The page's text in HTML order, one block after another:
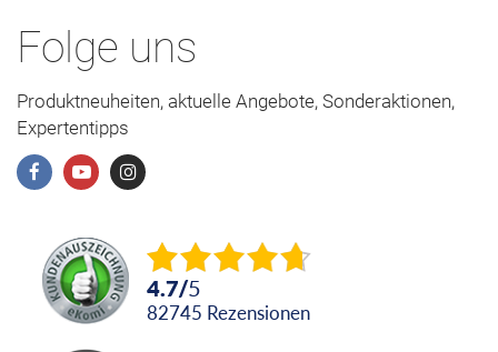
Folge uns
Produktneuheiten, aktuelle Angebote, Sonderaktionen,
Expertentipps
4.7/5
82745 Rezensionen